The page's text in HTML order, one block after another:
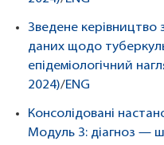
Зведене керівництво
даних щодо
епідеміологічний
2024)/ENG
Консолідовані
Модуль 3: діагноз —